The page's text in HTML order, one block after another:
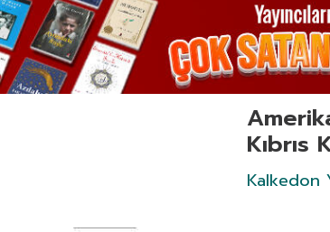
Kıbrıs
Kalkedon